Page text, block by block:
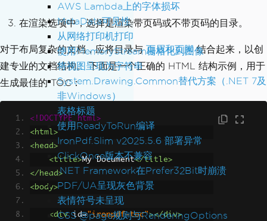
AWS Lambda上的字体损坏
MetaData可见性
从网络打印机打印
使用MemoryStream栅格化到图像
将视图呈现为字符串
System.Drawing.Common替代方案（.NET 7及
非Windows）
表格标题
使用ReadyToRun编译
IronPdf.Slim v2025.5.6 部署异常
ClickOnce版本不兼容
.NET Framework在Prefer32Bit时崩溃
PDF/UA呈现灰色背景
表情符号未呈现
CSS @page规则与RenderingOptions
在渲染选项中，选择是渲染带页码或不带页码的目录。
对于布局复杂的文档，应将目录与页眉和页脚结合起来，以创
建专业的文档结构。 下面是一个正确的 HTML 结构示例，用于
生成最佳的 TOC：
<!DOCTYPE html>
<html>
<head>
<title>My Document</title>
</head>
<body>
<div id="ironpdf-toc"></div>